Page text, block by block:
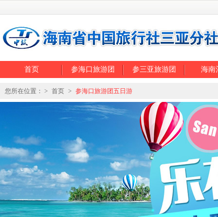
首页 参海口旅游团 参三亚旅游团 海南
您所在位置： > 首页 > 参海口旅游团五日游